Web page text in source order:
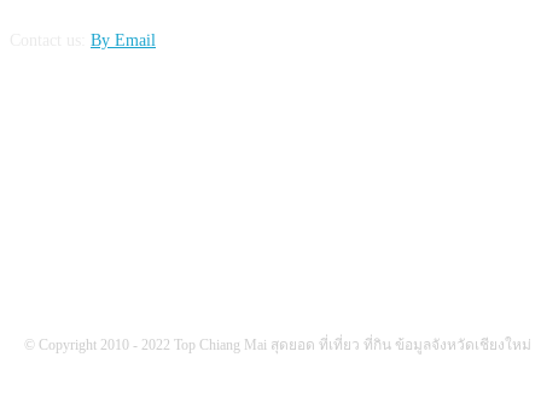
By Email
© Copyright 2010 - 2022 Top Chiang Mai สุดยอด ที่เที่ยว ที่กิน ข้อมูลจังหวัดเชียงใหม่